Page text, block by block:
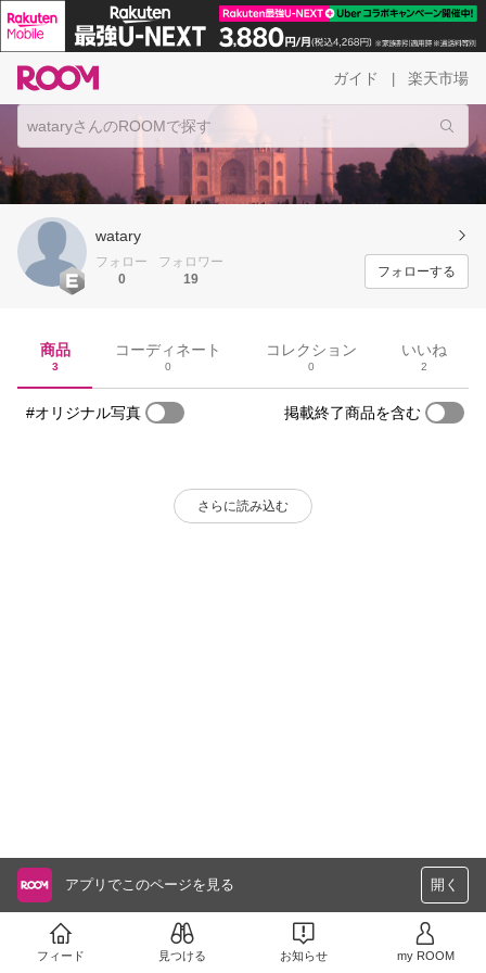
ガイド 楽天市場
watary
フォロー
0
フォロワー
19
フォローする
商品
3
コーディネート
0
コレクション
0
いいね
2
#オリジナル写真 掲載終了商品を含む
さらに読み込む
アプリでこのページを見る 開く
フィード 見つける お知らせ my ROOM